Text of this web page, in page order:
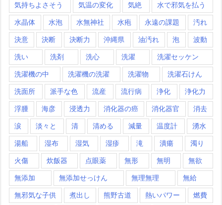
気持ちよさそう 気温の変化 気絶 水で邪気を払う
水晶体 水泡 水無神社 水疱 永遠の課題 汚れ
決意 決断 決断力 沖縄県 油汚れ 泡 波動
洗い 洗剤 洗心 洗濯 洗濯セッケン
洗濯機の中 洗濯機の洗濯 洗濯物 洗濯石けん
洗面所 派手な色 流産 流行病 浄化 浄化力
浮腫 海彦 浸透力 消化器の癌 消化器官 消去
涙 淡々と 清 清める 減量 温度計 湧水
湯船 湿布 湿気 湿疹 滝 潰瘍 濁り
火傷 炊飯器 点眼薬 無形 無明 無欲
無添加 無添加せっけん 無理無理 無給
無邪気な子供 煮出し 熊野古道 熱いパワー 燃費